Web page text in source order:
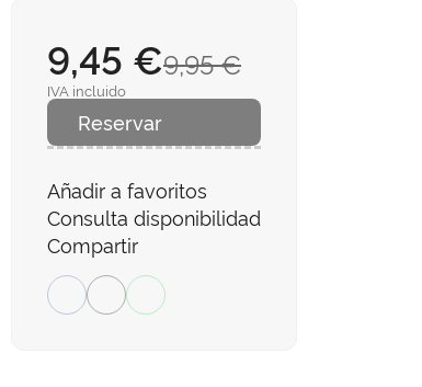
9,95 €
9,45 €
IVA incluido
Reservar
Añadir a favoritos
Consulta disponibilidad
Compartir